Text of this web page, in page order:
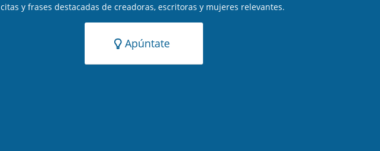
citas y frases destacadas de creadoras, escritoras y mujeres relevantes.
Apúntate